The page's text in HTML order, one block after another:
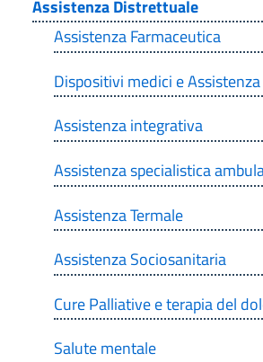
Assistenza Distrettuale
Assistenza Farmaceutica
Dispositivi medici e
Assistenza integrativa
Assistenza specialistica
Assistenza Termale
Assistenza Sociosanitaria
Cure Palliative e terapia del
Salute mentale